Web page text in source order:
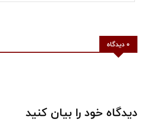
0 دیدگاه
دیدگاه خود را بیان کنید